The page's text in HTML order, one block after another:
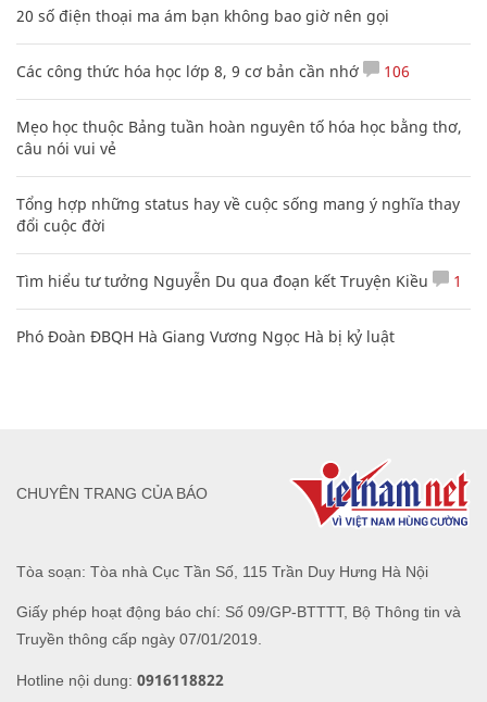
20 số điện thoại ma ám bạn không bao giờ nên gọi
Các công thức hóa học lớp 8, 9 cơ bản cần nhớ 106
Mẹo học thuộc Bảng tuần hoàn nguyên tố hóa học bằng thơ,
câu nói vui vẻ
Tổng hợp những status hay về cuộc sống mang ý nghĩa thay
đổi cuộc đời
Tìm hiểu tư tưởng Nguyễn Du qua đoạn kết Truyện Kiều 1
Phó Đoàn ĐBQH Hà Giang Vương Ngọc Hà bị kỷ luật
Tòa soạn: Tòa nhà Cục Tần Số, 115 Trần Duy Hưng Hà Nội
Giấy phép hoạt động báo chí: Số 09/GP-BTTTT, Bộ Thông tin và
Truyền thông cấp ngày 07/01/2019.
Hotline nội dung: 0916118822
CHUYÊN TRANG CỦA BÁO